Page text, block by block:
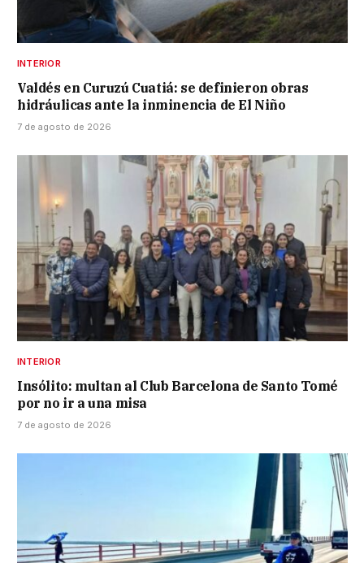
INTERIOR
Valdés en Curuzú Cuatiá: se definieron obras
hidráulicas ante la inminencia de El Niño
7 de agosto de 2026
INTERIOR
Insólito: multan al Club Barcelona de Santo Tomé
por no ir a una misa
7 de agosto de 2026